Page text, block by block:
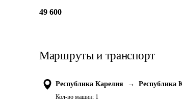
49 600
Маршруты и транспорт
Республика Карелия → Республика
Кол-во машин: 1